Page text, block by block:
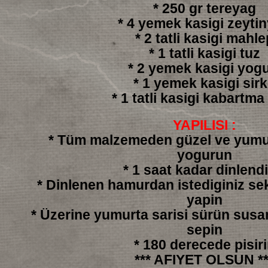
* 250 gr tereyag
* 4 yemek kasigi
* 2 tatli kasigi
* 1 tatli kasigi tuz
* 2 yemek kasigi
* 1 yemek kasigi
* 1 tatli kasigi kabartma
YAPILISI :
* Tüm malzemeden güzel ve
yogurun
* 1 saat kadar
* Dinlenen hamurdan istediginiz
yapin
* Üzerine yumurta sarisi sürün
sepin
* 180 derecede
*** AFIYET OLSUN